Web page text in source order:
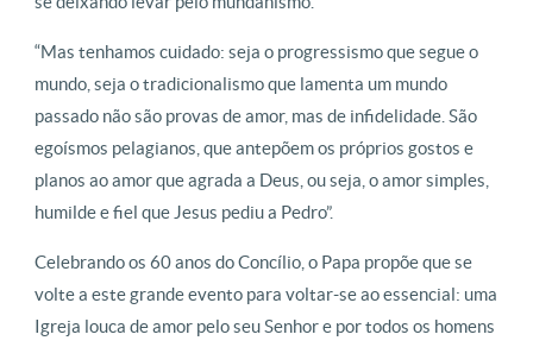
“Mas tenhamos cuidado: seja o progressismo que segue o
mundo, seja o tradicionalismo que lamenta um mundo
passado não são provas de amor, mas de infidelidade. São
egoísmos pelagianos, que antepõem os próprios gostos e
planos ao amor que agrada a Deus, ou seja, o amor simples,
humilde e fiel que Jesus pediu a Pedro”.
Celebrando os 60 anos do Concílio, o Papa propõe que se
volte a este grande evento para voltar-se ao essencial: uma
Igreja louca de amor pelo seu Senhor e por todos os homens